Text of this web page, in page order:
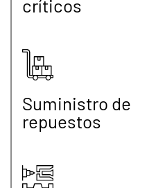
críticos
Suministro de
repuestos